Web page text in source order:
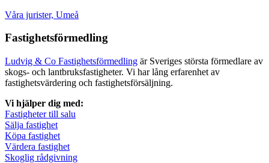
Våra jurister, Umeå
Fastighetsförmedling
Ludvig & Co Fastighetsförmedling är Sveriges största förmedlare av
skogs- och lantbruksfastigheter. Vi har lång erfarenhet av
fastighetsvärdering och fastighetsförsäljning.
Vi hjälper dig med:
Fastigheter till salu
Sälja fastighet
Köpa fastighet
Värdera fastighet
Skoglig rådgivning